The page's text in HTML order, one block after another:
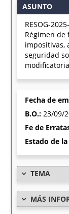
ASUNTO
RESOG-
Régimen de
impositivas,
seguridad
Fecha de
B.O.:23/09/
Fe de
Estado de
TEMA
MÁS